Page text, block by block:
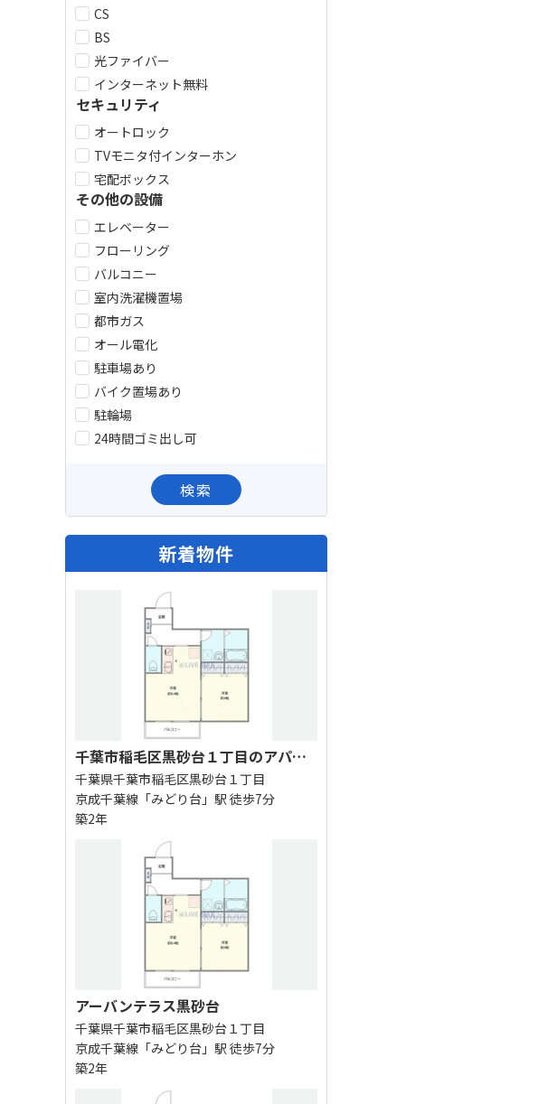
CS
BS
光ファイバー
インターネット無料
セキュリティ
オートロック
TVモニタ付インターホン
宅配ボックス
その他の設備
エレベーター
フローリング
バルコニー
室内洗濯機置場
都市ガス
オール電化
駐車場あり
バイク置場あり
駐輪場
24時間ゴミ出し可
検索
新着物件
千葉市稲毛区黒砂台１丁目のアパート
千葉県千葉市稲毛区黒砂台１丁目
京成千葉線「みどり台」駅 徒歩7分
築2年
アーバンテラス黒砂台
千葉県千葉市稲毛区黒砂台１丁目
京成千葉線「みどり台」駅 徒歩7分
築2年